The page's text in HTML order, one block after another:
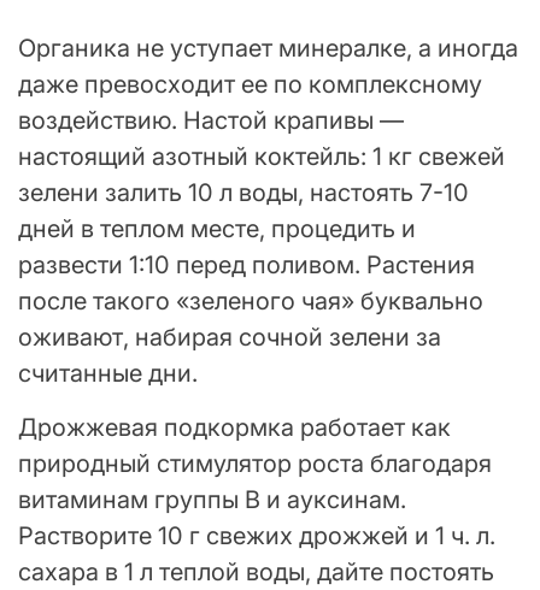
Органика не уступает минералке, а иногда
даже превосходит ее по комплексному
воздействию. Настой крапивы —
настоящий азотный коктейль: 1 кг свежей
зелени залить 10 л воды, настоять 7-10
дней в теплом месте, процедить и
развести 1:10 перед поливом. Растения
после такого «зеленого чая» буквально
оживают, набирая сочной зелени за
считанные дни.
Дрожжевая подкормка работает как
природный стимулятор роста благодаря
витаминам группы B и ауксинам.
Растворите 10 г свежих дрожжей и 1 ч. л.
сахара в 1 л теплой воды, дайте постоять